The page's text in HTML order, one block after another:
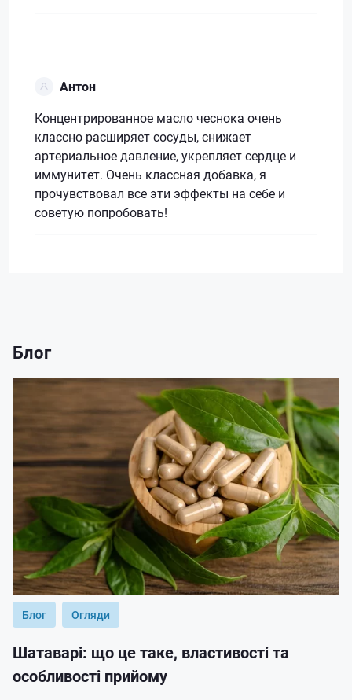
Антон
Концентрированное масло чеснока очень
классно расширяет сосуды, снижает
артериальное давление, укрепляет сердце и
иммунитет. Очень классная добавка, я
прочувствовал все эти эффекты на себе и
советую попробовать!
Блог
Блог Огляди
Шатаварі: що це таке, властивості та
особливості прийому